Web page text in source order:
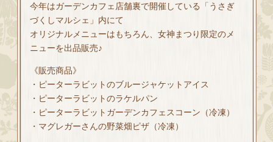
今年はガーデンカフェ店舗裏で開催している「うさぎ
づくしマルシェ」内にて
オリジナルメニューはもちろん、女神まつり限定のメ
ニューを出品販売♪
《販売商品》
・ピーターラビットのブルージャケットアイス
・ピーターラビットのラケルパン
・ピーターラビットガーデンカフェスコーン（冷凍）
・マグレガーさんの野菜畑ピザ（冷凍）